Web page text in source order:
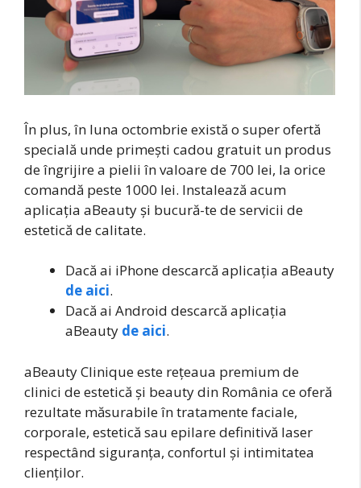
În plus, în luna octombrie există o super ofertă
specială unde primești cadou gratuit un produs
de îngrijire a pielii în valoare de 700 lei, la orice
comandă peste 1000 lei. Instalează acum
aplicația aBeauty și bucură-te de servicii de
estetică de calitate.
Dacă ai iPhone descarcă aplicația aBeauty
de aici.
Dacă ai Android descarcă aplicația
aBeauty de aici.
aBeauty Clinique este rețeaua premium de
clinici de estetică și beauty din România ce oferă
rezultate măsurabile în tratamente faciale,
corporale, estetică sau epilare definitivă laser
respectând siguranța, confortul și intimitatea
clienților.